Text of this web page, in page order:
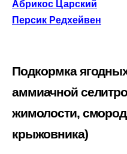
Абрикос Царский
Персик Редхейвен
Подкормка
аммиачной
жимолости,
крыжовника)